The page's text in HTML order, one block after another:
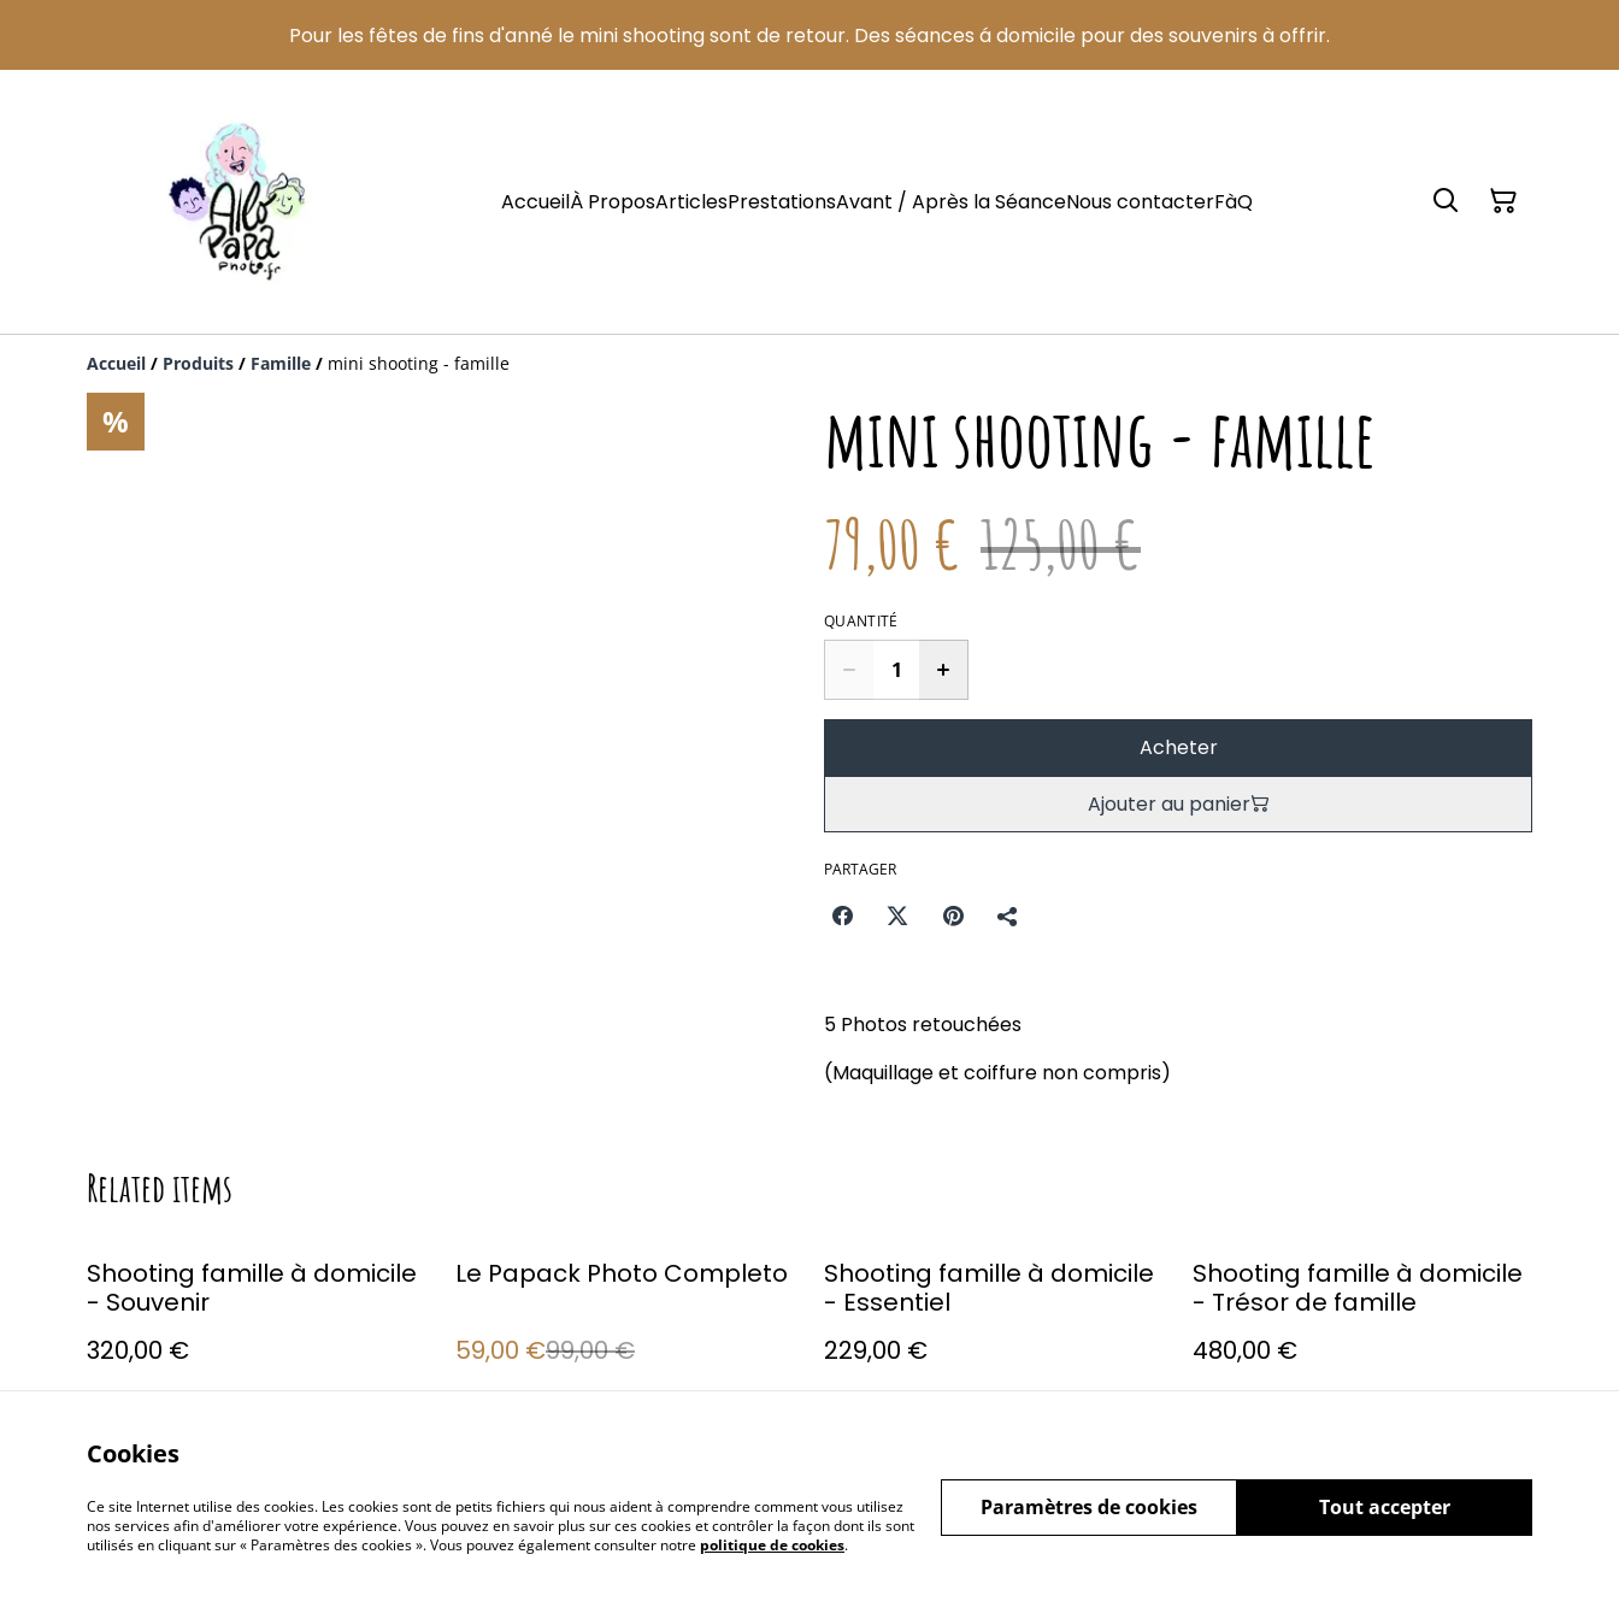
Pour les fêtes de fins d'anné le mini shooting sont de retour. Des séances á domicile pour des souvenirs à offrir.
AccueilÀ ProposArticlesPrestationsAvant / Après la SéanceNous contacterFàQ
Accueil / Produits / Famille / mini shooting - famille
% mini shooting - famille
79,00 € 125,00 €
QUANTITÉ
Acheter
Ajouter au panier
PARTAGER
5 Photos retouchées
(Maquillage et coiffure non compris)
Related items
Shooting famille à domicile
- Souvenir
320,00 €
%
Le Papack Photo Completo
59,00 €99,00 €
Shooting famille à domicile
- Essentiel
229,00 €
Shooting famille à domicile
- Trésor de famille
480,00 €
Cookies
Ce site Internet utilise des cookies. Les cookies sont de petits fichiers qui nous aident à comprendre comment vous utilisez
nos services afin d'améliorer votre expérience. Vous pouvez en savoir plus sur ces cookies et contrôler la façon dont ils sont
utilisés en cliquant sur « Paramètres des cookies ». Vous pouvez également consulter notre politique de cookies.
Tout accepter
Paramètres de cookies